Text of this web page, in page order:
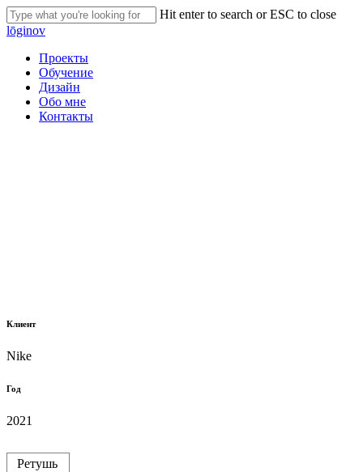
Skip
to
main
content
Hit enter to search or ESC to close
Close
lōginov
Menu
Проекты
Обучение
Дизайн
Обо мне
Контакты
Клиент
Nike
Год
2021
Ретушь